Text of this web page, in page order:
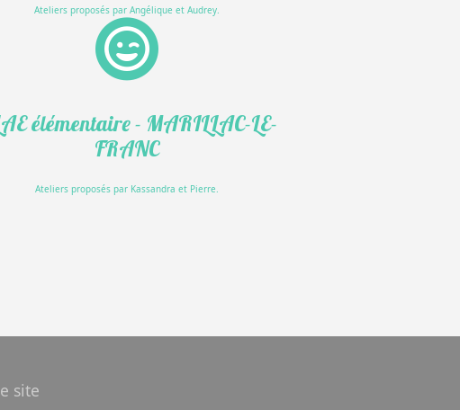
Ateliers proposés par Angélique et Audrey.
élémentaire - MARILLAC-LE-
FRANC
Ateliers proposés par Kassandra et Pierre.
site